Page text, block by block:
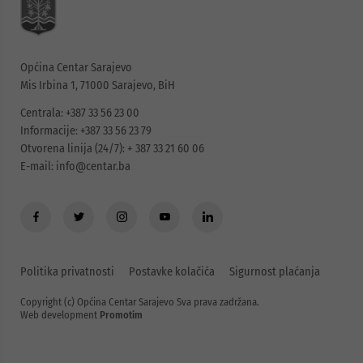
Općina Centar Sarajevo
Mis Irbina 1, 71000 Sarajevo, BiH
Centrala: +387 33 56 23 00
Informacije: +387 33 56 23 79
Otvorena linija (24/7): + 387 33 21 60 06
E-mail: info@centar.ba
Politika privatnosti Postavke kolačića Sigurnost plaćanja
Copyright (c) Općina Centar Sarajevo Sva prava zadržana.
Web development Promotim